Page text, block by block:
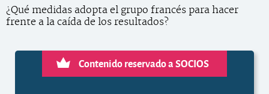
¿Qué medidas adopta el grupo francés para hacer
frente a la caída de los resultados?
Contenido reservado a SOCIOS